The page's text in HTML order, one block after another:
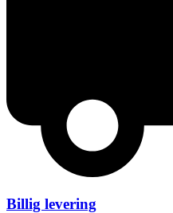
Billig levering